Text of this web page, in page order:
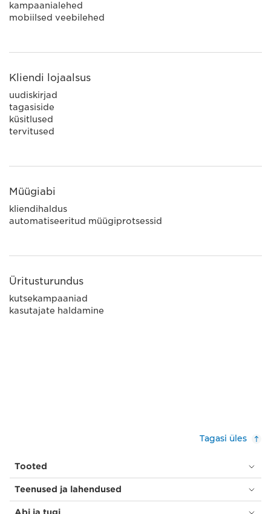
kampaanialehed
mobiilsed veebilehed
Kliendi lojaalsus
uudiskirjad
tagasiside
küsitlused
tervitused
Müügiabi
kliendihaldus
automatiseeritud müügiprotsessid
Üritusturundus
kutsekampaaniad
kasutajate haldamine
Tagasi üles
Tooted
Teenused ja lahendused